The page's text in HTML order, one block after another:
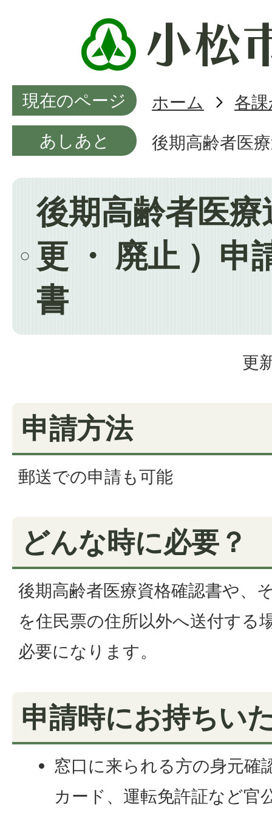
現在のページ ホーム
各
あしあと
後期高齢者医
後期高齢者医
更 ・ 廃止 ）申
書
更
申請方法
郵送での申請も可能
どんな時に必要？
後期高齢者医療資格確認書や、
を住民票の住所以外へ送付する
必要になります。
申請時にお持ちい
窓口に来られる方の身元確
カード、運転免許証など官